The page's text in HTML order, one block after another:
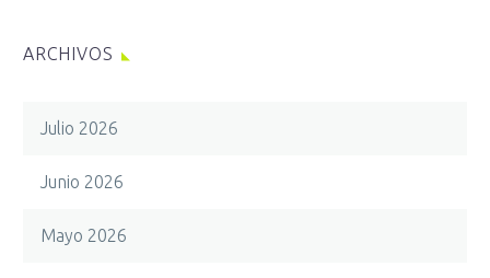
ARCHIVOS
Julio 2026
Junio 2026
Mayo 2026